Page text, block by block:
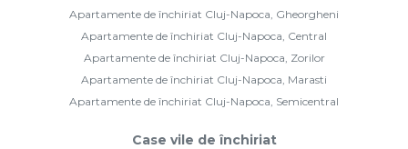
Apartamente de închiriat Cluj-Napoca, Gheorgheni
Apartamente de închiriat Cluj-Napoca, Central
Apartamente de închiriat Cluj-Napoca, Zorilor
Apartamente de închiriat Cluj-Napoca, Marasti
Apartamente de închiriat Cluj-Napoca, Semicentral
Case vile de închiriat